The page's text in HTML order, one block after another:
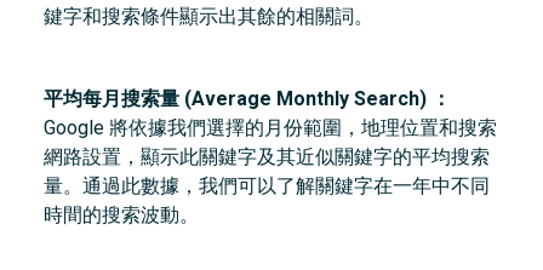
鍵字和搜索條件顯示出其餘的相關詞。
平均每月搜索量 (Average Monthly Search) ：
Google 將依據我們選擇的月份範圍，地理位置和搜索
網路設置，顯示此關鍵字及其近似關鍵字的平均搜索
量。通過此數據，我們可以了解關鍵字在一年中不同
時間的搜索波動。